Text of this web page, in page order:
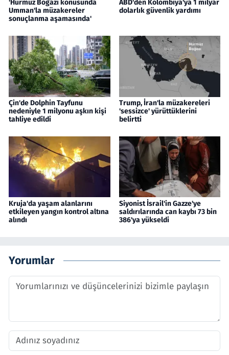
'Hürmüz Boğazı konusunda
Umman'la müzakereler
sonuçlanma aşamasında'
ABD'den Kolombiya'ya 1 milyar
dolarlık güvenlik yardımı
Çin'de Dolphin Tayfunu
nedeniyle 1 milyonu aşkın kişi
tahliye edildi
Trump, İran'la müzakereleri
'sessizce' yürüttüklerini
belirtti
Kruja'da yaşam alanlarını
etkileyen yangın kontrol altına
alındı
Siyonist İsrail'in Gazze'ye
saldırılarında can kaybı 73 bin
386'ya yükseldi
Yorumlar